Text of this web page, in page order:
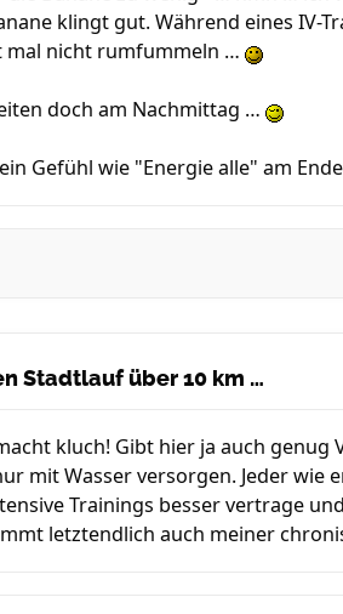
klingt gut. Während eines IV-
mal nicht rumfummeln …
doch am Nachmittag …
Gefühl wie "Energie alle" am
Stadtlauf über 10 km …
kluch! Gibt hier ja auch
mit Wasser versorgen. Jeder wie
Trainings besser vertrage
letztendlich auch meiner